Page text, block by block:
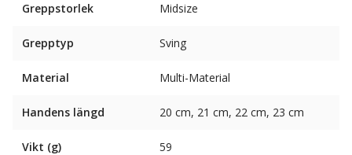
Greppstorlek Midsize
Grepptyp Sving
Material Multi-Material
Handens längd 20 cm, 21 cm, 22 cm, 23 cm
Vikt (g) 59